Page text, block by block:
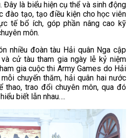
Đây là biểu hiện cụ thể và sinh động
đào tạo, tạo điều kiện cho học viên
tế bổ ích, góp phần nâng cao kỹ
môn.
nhiều đoàn tàu Hải quân Nga cập
cử tàu tham gia ngày lễ kỷ niệm
gia cuộc thi Army Games do Hải
chuyến thăm, hải quân hai nước
thao, trao đổi chuyên môn, qua đó
biết lẫn nhau….